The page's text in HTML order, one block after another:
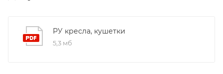
РУ кресла, кушетки
5,3 мб